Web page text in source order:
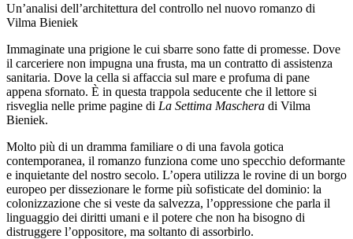
Un’analisi dell’architettura del controllo nel nuovo romanzo di
Vilma Bieniek
Immaginate una prigione le cui sbarre sono fatte di promesse. Dove
il carceriere non impugna una frusta, ma un contratto di assistenza
sanitaria. Dove la cella si affaccia sul mare e profuma di pane
appena sfornato. È in questa trappola seducente che il lettore si
risveglia nelle prime pagine di La Settima Maschera di Vilma
Bieniek.
Molto più di un dramma familiare o di una favola gotica
contemporanea, il romanzo funziona come uno specchio deformante
e inquietante del nostro secolo. L’opera utilizza le rovine di un borgo
europeo per dissezionare le forme più sofisticate del dominio: la
colonizzazione che si veste da salvezza, l’oppressione che parla il
linguaggio dei diritti umani e il potere che non ha bisogno di
distruggere l’oppositore, ma soltanto di assorbirlo.